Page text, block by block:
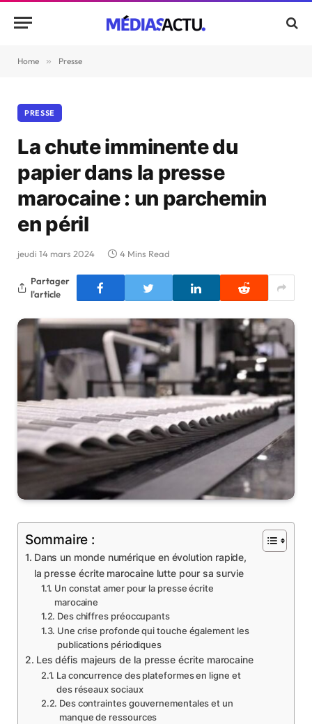
Home » Presse
PRESSE
La chute imminente du
papier dans la presse
marocaine : un parchemin
en péril
jeudi 14 mars 2024 4 Mins Read
Partager
l'article
Sommaire :
Dans un monde numérique en évolution rapide,
la presse écrite marocaine lutte pour sa survie
Un constat amer pour la presse écrite
marocaine
Des chiffres préoccupants
Une crise profonde qui touche également les
publications périodiques
Les défis majeurs de la presse écrite marocaine
La concurrence des plateformes en ligne et
des réseaux sociaux
Des contraintes gouvernementales et un
manque de ressources